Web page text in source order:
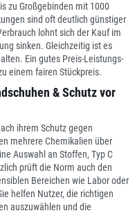
zu Großgebinden mit 1000
sind oft deutlich günstiger
lohnt sich der Kauf im
sinken. Gleichzeitig ist es
Ein gutes Preis-Leistungs-
einem fairen Stückpreis.
& Schutz vor
ihrem Schutz gegen
mehrere Chemikalien über
Auswahl an Stoffen, Typ C
prüft die Norm auch den
Bereichen wie Labor oder
helfen Nutzer, die richtigen
auszuwählen und die